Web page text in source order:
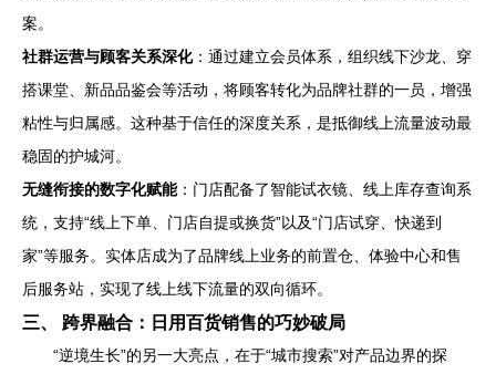
案。
社群运营与顾客关系深化：通过建立会员体系，组织线下沙龙、穿
搭课堂、新品品鉴会等活动，将顾客转化为品牌社群的一员，增强
粘性与归属感。这种基于信任的深度关系，是抵御线上流量波动最
稳固的护城河。
无缝衔接的数字化赋能：门店配备了智能试衣镜、线上库存查询系
统，支持“线上下单、门店自提或换货”以及“门店试穿、快递到
家”等服务。实体店成为了品牌线上业务的前置仓、体验中心和售
后服务站，实现了线上线下流量的双向循环。
三、 跨界融合：日用百货销售的巧妙破局
“逆境生长”的另一大亮点，在于“城市搜索”对产品边界的探